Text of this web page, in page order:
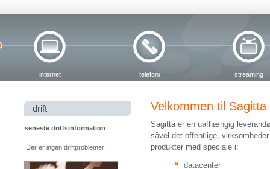
internet telefoni streaming
drift
seneste driftsinformation
Der er ingen driftproblemer
Velkommen til Sagitta
Sagitta er en uafhængig
såvel det offentlige,
produkter med speciale i:
datacenter